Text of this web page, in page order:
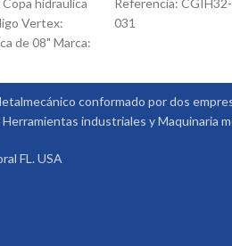
Vertex:
de 08" Marca:
031
conformado por dos
industriales y Maquinaria
FL. USA